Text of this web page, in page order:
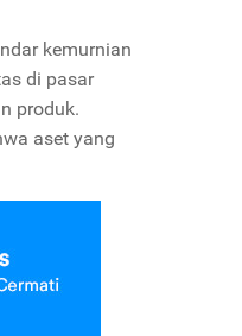
kemurnian
di pasar
produk.
aset yang